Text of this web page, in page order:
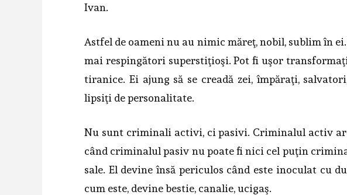
Ivan.
Astfel de oameni nu au nimic măreţ, nobil, sublim în
mai respingători superstiţioşi. Pot fi uşor
tira­nice. Ei ajung să se creadă zei, împăraţi,
lipsiţi de personalitate.
Nu sunt criminali activi, ci pasivi. Criminalul activ
când criminalul pasiv nu poate fi nici cel puţin
sale. El devine însă periculos când este inoculat cu
cum este, devine bestie, canalie, ucigaş.